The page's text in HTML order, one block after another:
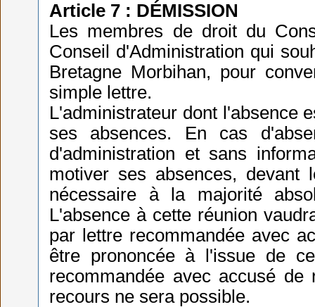
Article 7 : DÉMISSION
Les membres de droit du
Conseil d'Administration qui
Bretagne Morbihan, pour
simple lettre.
L'administrateur dont l'absence
ses absences. En cas
d'administration et sans
motiver ses absences, devant
nécessaire à la majorité
L'absence à cette réunion
par lettre recommandée avec
être prononcée à l'issue de
recommandée avec accusé
recours ne sera possible.